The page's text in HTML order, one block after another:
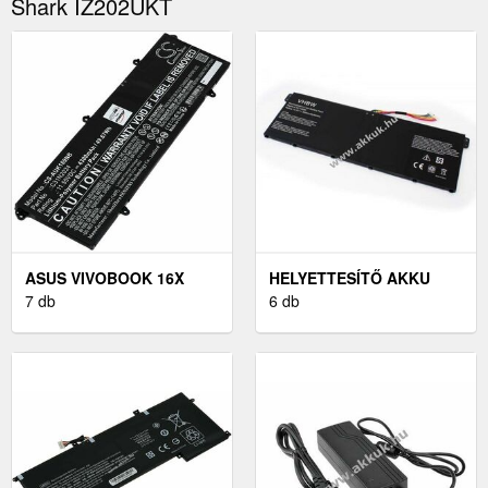
ASUS VIVOBOOK 16X
K3605ZV LAPTOP AKKU
7 db
HELYETTESÍTŐ AKKU
ACER CHROMEBOOK
6 db